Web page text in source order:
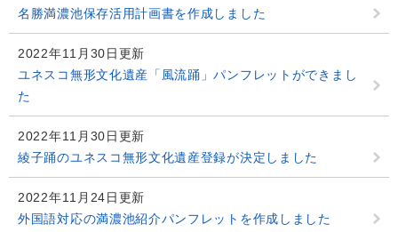
名勝満濃池保存活用計画書を作成しました
2022年11月30日更新
ユネスコ無形文化遺産「風流踊」パンフレットができまし
た
2022年11月30日更新
綾子踊のユネスコ無形文化遺産登録が決定しました
2022年11月24日更新
外国語対応の満濃池紹介パンフレットを作成しました